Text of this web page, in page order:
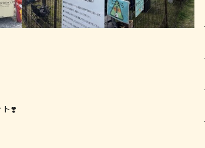
ト❣️